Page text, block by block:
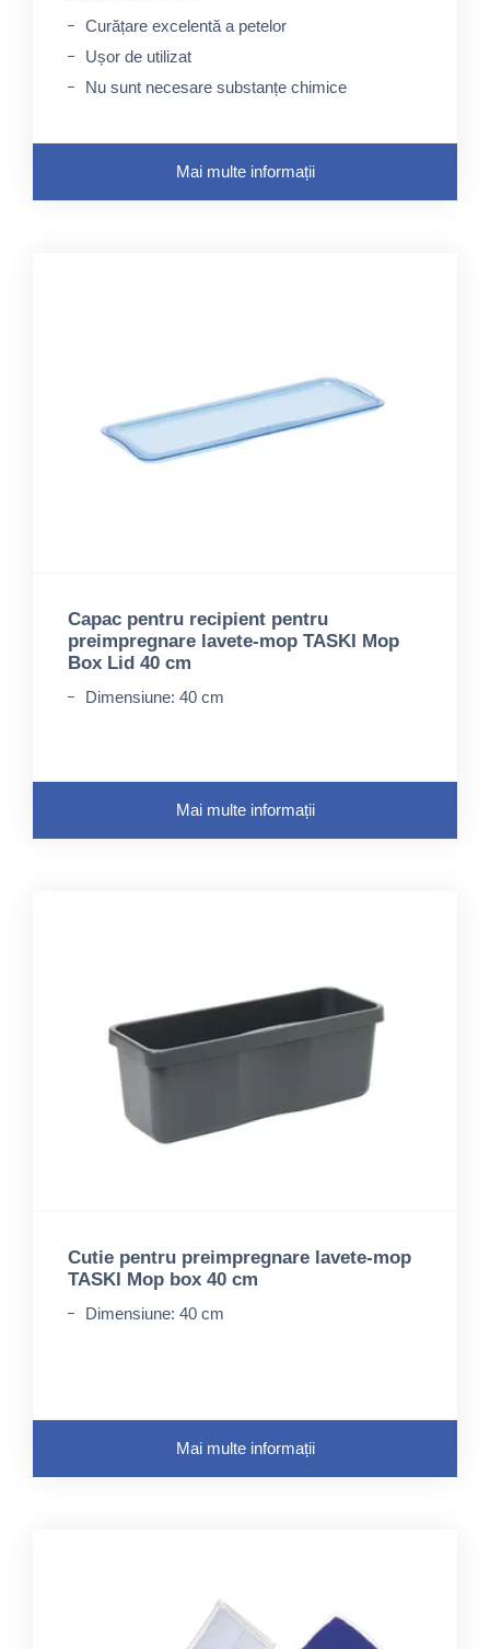
Curățare excelentă a petelor
Ușor de utilizat
Nu sunt necesare substanțe chimice
Mai multe informații
Capac pentru recipient pentru
preimpregnare lavete-mop TASKI Mop
Box Lid 40 cm
Dimensiune: 40 cm
Mai multe informații
Cutie pentru preimpregnare lavete-mop
TASKI Mop box 40 cm
Dimensiune: 40 cm
Mai multe informații